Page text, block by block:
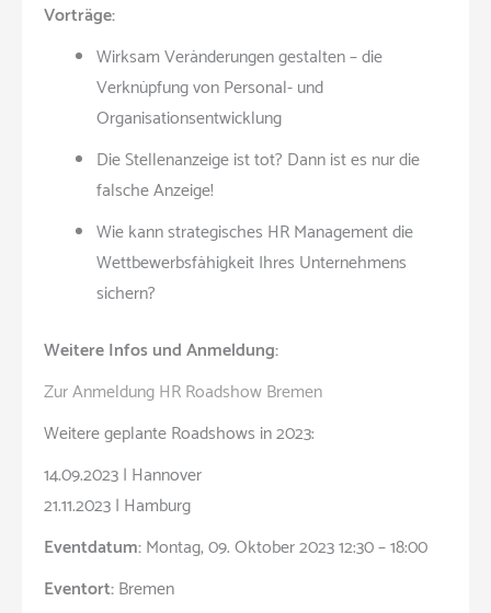
Vorträge:
Wirksam Veränderungen gestalten – die
Verknüpfung von Personal- und
Organisationsentwicklung
Die Stellenanzeige ist tot? Dann ist es nur die
falsche Anzeige!
Wie kann strategisches HR Management die
Wettbewerbsfähigkeit Ihres Unternehmens
sichern?
Weitere Infos und Anmeldung:
Zur Anmeldung HR Roadshow Bremen
Weitere geplante Roadshows in 2023:
14.09.2023 | Hannover
21.11.2023 | Hamburg
Eventdatum:Montag, 09. Oktober 2023 12:30 – 18:00
Eventort:Bremen